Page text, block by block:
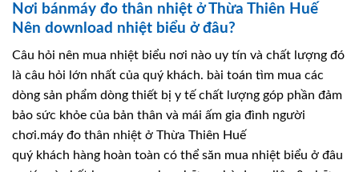
Nơi bánmáy đo thân nhiệt ở Thừa Thiên Huế
Nên download nhiệt biểu ở đâu?
Câu hỏi nên mua nhiệt biểu nơi nào uy tín và chất lượng đó
là câu hỏi lớn nhất của quý khách. bài toán tìm mua các
dòng sản phẩm dòng thiết bị y tế chất lượng góp phần đảm
bảo sức khỏe của bản thân và mái ấm gia đình người
chơi.máy đo thân nhiệt ở Thừa Thiên Huế
quý khách hàng hoàn toàn có thể săn mua nhiệt biểu ở đâu